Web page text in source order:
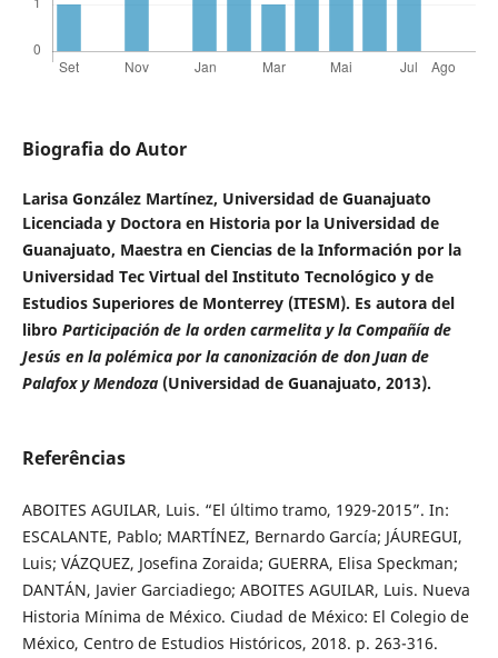
Biografia do Autor
Larisa González Martínez, Universidad de Guanajuato
Licenciada y Doctora en Historia por la Universidad de
Guanajuato, Maestra en Ciencias de la Información por la
Universidad Tec Virtual del Instituto Tecnológico y de
Estudios Superiores de Monterrey (ITESM). Es autora del
libro Participación de la orden carmelita y la Compañía de
Jesús en la polémica por la canonización de don Juan de
Palafox y Mendoza (Universidad de Guanajuato, 2013).
Referências
ABOITES AGUILAR, Luis. “El último tramo, 1929-2015”. In:
ESCALANTE, Pablo; MARTÍNEZ, Bernardo García; JÁUREGUI,
Luis; VÁZQUEZ, Josefina Zoraida; GUERRA, Elisa Speckman;
DANTÁN, Javier Garciadiego; ABOITES AGUILAR, Luis. Nueva
Historia Mínima de México. Ciudad de México: El Colegio de
México, Centro de Estudios Históricos, 2018. p. 263-316.